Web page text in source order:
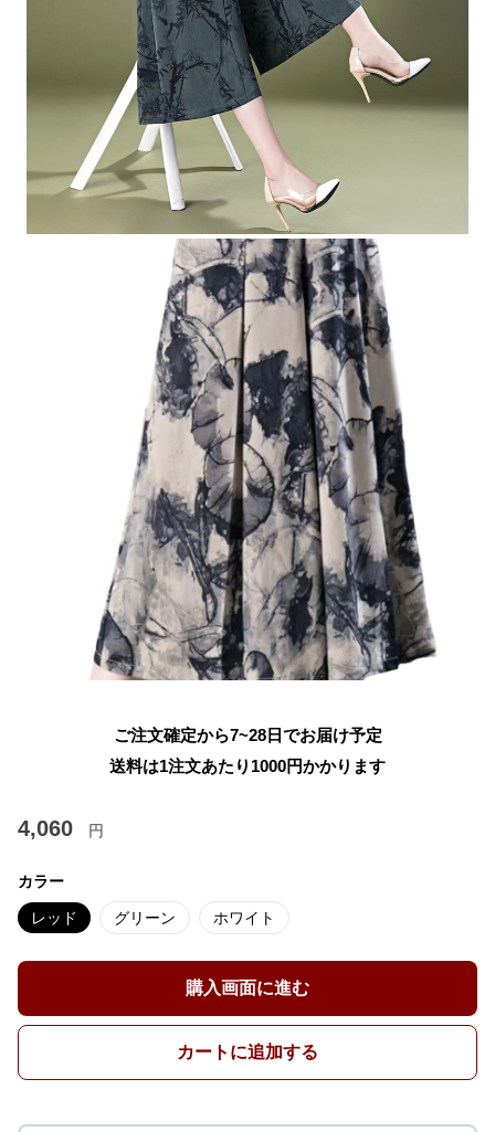
ご注文確定から7~28日でお届け予定
送料は1注文あたり 1000円かかります
4,060 円
カラー
レッド グリーン ホワイト
購入画面に進む
カートに追加する